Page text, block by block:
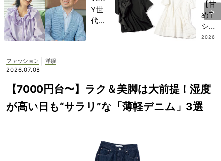
Y世
代が
んと
考え
る
今、
NO
【甘
めT
シャ
ツに
だけ
ど華
やか
2026
ファッション
洋服
2026.07.08
【7000円台〜】ラク＆美脚は大前提！湿度
が高い日も“サラリ”な「薄軽デニム」3選